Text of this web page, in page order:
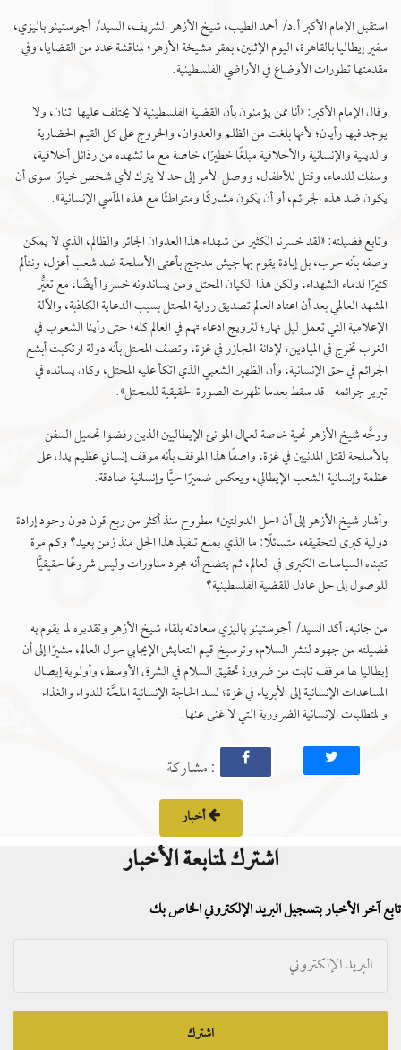
استقبل الإمام الأكبر أ.د/ أحمد الطيب، شيخ الأزهر الشريف، السيد/ أجوستينو باليزي،
سفير إيطاليا بالقاهرة، اليوم الإثنين، بمقر مشيخة الأزهر؛ لمناقشة عدد من القضايا، وفي
مقدمتها تطورات الأوضاع في الأراضي الفلسطينية.
وقال الإمام الأكبر: «أنا ممن يؤمنون بأن القضية الفلسطينية لا يختلف عليها اثنان، ولا
يوجد فيها رأيان؛ لأنها بلغت من الظلم والعدوان، والخروج على كل القيم الحضارية
والدينية والإنسانية والأخلاقية مبلغًا خطيرًا، خاصة مع ما تشهده من رذائل أخلاقية،
وسفك للدماء، وقتل للأطفال، ووصل الأمر إلى حد لا يترك لأي شخص خيارًا سوى أن
يكون ضد هذه الجرائم، أو أن يكون مشاركًا ومتواطئًا مع هذه المآسي الإنسانية».
وتابع فضيلته: «لقد خسرنا الكثير من شهداء هذا العدوان الجائر والظالم، الذي لا يمكن
وصفه بأنه حرب، بل إبادة يقوم بها جيش مدجج بأعتى الأسلحة ضد شعب أعزل، ونتألم
كثيرًا لدماء الشهداء، ولكن هذا الكيان المحتل ومن يساندونه خسروا أيضًا، مع تغيُّر
المشهد العالمي بعد أن اعتاد العالم تصديق رواية المحتل بسبب الدعاية الكاذبة، والآلة
الإعلامية التي تعمل ليل نهار؛ لترويج ادعاءاتهم في العالم كله؛ حتى رأينا الشعوب في
الغرب تخرج في الميادين؛ لإدانة المجازر في غزة، وتصف المحتل بأنه دولة ارتكبت أبشع
الجرائم في حق الإنسانية، وأن الظهير الشعبي الذي اتكأ عليه المحتل، وكان يسانده في
تبرير جرائمه- قد سقط بعدما ظهرت الصورة الحقيقية للمحتل».
ووجَّه شيخ الأزهر تحية خاصة لعمال الموانئ الإيطاليين الذين رفضوا تحميل السفن
بالأسلحة لقتل المدنيين في غزة، واصفًا هذا الموقف بأنه موقف إنساني عظيم يدل على
عظمة وإنسانية الشعب الإيطالي، ويعكس ضميرًا حيًّا وإنسانية صادقة.
وأشار شيخ الأزهر إلى أن «حل الدولتين» مطروح منذ أكثر من ربع قرن دون وجود إرادة
دولية كبرى لتحقيقه، متسائلًا: ما الذي يمنع تنفيذ هذا الحل منذ زمن بعيد؟ وكم مرة
تتبناه السياسات الكبرى في العالم، ثم يتضح أنه مجرد مناورات وليس شروعًا حقيقيًّا
للوصول إلى حل عادل للقضية الفلسطينية؟
من جانبه، أكد السيد/ أجوستينو باليزي سعادته بلقاء شيخ الأزهر وتقديره لما يقوم به
فضيلته من جهود لنشر السلام، وترسيخ قيم التعايش الإيجابي حول العالم، مشيرًا إلى أن
إيطاليا لها موقف ثابت من ضرورة تحقيق السلام في الشرق الأوسط، وأولوية إيصال
المساعدات الإنسانية إلى الأبرياء في غزة؛ لسد الحاجة الإنسانية الملحَّة للدواء والغذاء
والمتطلبات الإنسانية الضرورية التي لا غنى عنها.
: مشاركة
أخبار
اشترك لمتابعة الأخبار
تابع آخر الأخبار بتسجيل البريد الإلكتروني الخاص بك
اشترك